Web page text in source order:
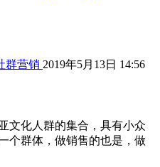
群营销 2019年5月13日 14:56
文化人群的集合，具有小众
个群体，做销售的也是，做